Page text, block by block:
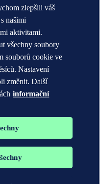
The Horizon Graphic a Det
zlepšili váš
našimi
aktivitami.
všechny soubory
souborů cookie ve
Nastavení
změnit. Další
informační